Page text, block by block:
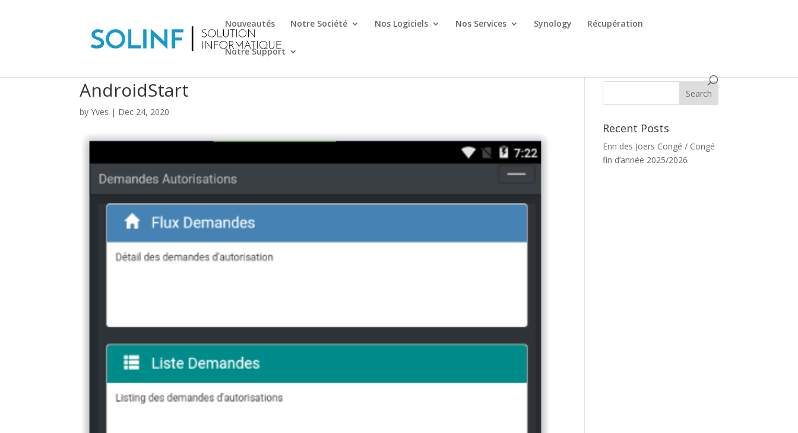
Nouveautés Notre Société Nos Logiciels Nos Services Synology Récupération
Notre Support
AndroidStart
byYves | Dec 24, 2020
Recent Posts
Enn des Joers Congé / Congé
fin d’année 2025/2026